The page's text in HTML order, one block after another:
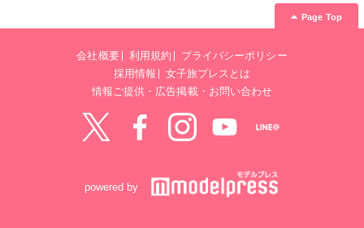
Page Top
会社概要 利用規約
プライバシーポリシー
採用情報
女子旅プレスとは
情報ご提供・広告掲載・お問い合わせ
powered by